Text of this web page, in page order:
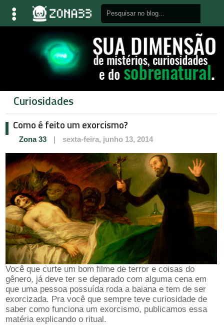
Curiosidades
Como é feito um exorcismo?
Zona 33 sexta-feira, junho 13, 2014
Você que curte um bom filme de terror e coisas do
gênero, já deve ter se deparado com alguma cena em
que uma pessoa possuída roda a baiana e tem de ser
exorcizada. Pra você que sempre teve curiosidade de
saber como funciona um exorcismo, publicamos essa
matéria explicando o ritual.